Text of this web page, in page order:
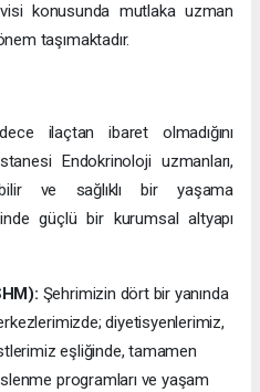
konusunda mutlaka uzman
taşımaktadır.
ilaçtan ibaret olmadığını
Endokrinoloji uzmanları,
ve sağlıklı bir yaşama
güçlü bir kurumsal altyapı
Şehrimizin dört bir yanında
diyetisyenlerimiz,
eşliğinde, tamamen
programları ve yaşam